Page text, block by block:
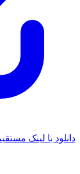
با لینک مستقیم